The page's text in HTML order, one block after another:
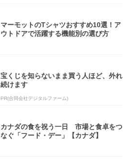
マーモットのTシャツおすすめ10選！ア
ウトドアで活躍する機能別の選び方
宝くじを知らないまま買う人ほど、外れ
続けます
PR(合同会社デジタルファーム)
カナダの食を祝う一日 市場と食卓をつ
なぐ「フード・デー」【カナダ】